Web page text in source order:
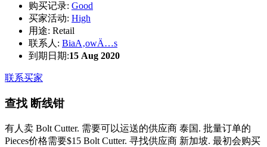
购买记录: Good
买家活动: High
用途: Retail
联系人: BiaA‚owÄ…s
到期日期:15 Aug 2020
联系买家
查找 断线钳
有人卖 Bolt Cutter. 需要可以运送的供应商 泰国. 批量订单的
Pieces价格需要$15 Bolt Cutter. 寻找供应商 新加坡. 最初会购买